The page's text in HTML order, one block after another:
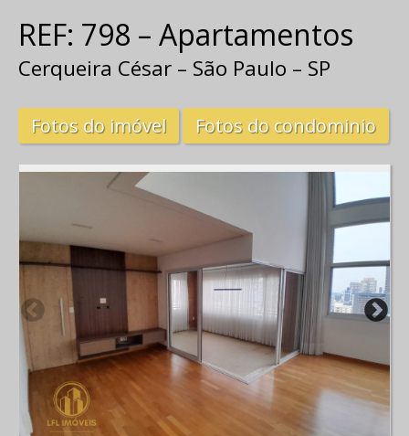
REF: 798 – Apartamentos
Cerqueira César – São Paulo – SP
Fotos do imóvel Fotos do condominio